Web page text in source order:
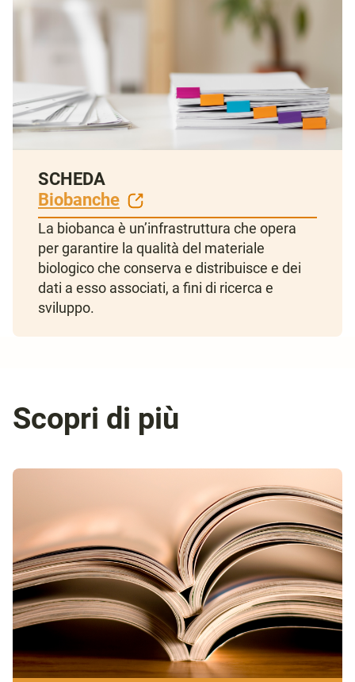
SCHEDA
Biobanche
La biobanca è un’infrastruttura che opera
per garantire la qualità del materiale
biologico che conserva e distribuisce e dei
dati a esso associati, a fini di ricerca e
sviluppo.
Scopri di più